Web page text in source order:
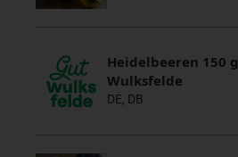
Heidelbeeren 150 g
Wulksfelde
DE, DB